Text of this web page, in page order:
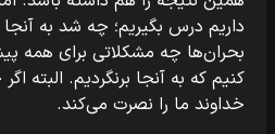
داریم درس بگیریم؛ چه شد به
بحران‌ها چه مشکلاتی برای همه
کنیم که به آنجا برنگردیم. البته
خداوند ما را نصرت می‌کند.